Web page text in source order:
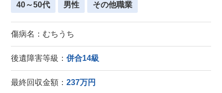
40～50代 男性 その他職業
傷病名：むちうち
後遺障害等級：併合14級
最終回収金額：237万円